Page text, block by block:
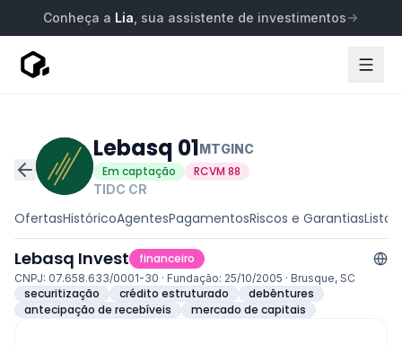
Conheça a Lia , sua assistente de investimentos
Lebasq 01MTGINC
Em captação
RCVM 88
TIDC CR
OfertasHistóricoAgentesPagamentosRiscos e GarantiasLista
Lebasq Invest financeiro
CNPJ: 07.658.633/0001-30 · Fundação: 25/10/2005 · Brusque, SC
securitização crédito estruturado
debêntures
antecipação de recebíveis
mercado de capitais